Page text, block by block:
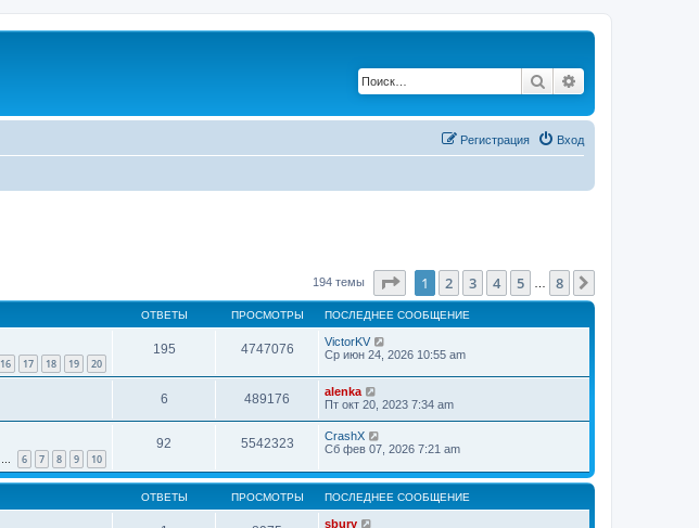
Поиск
Вход
Регистрация
194 темы Страница1 из
1 2 3 4 5 8
ОТВЕТЫ ПРОСМОТРЫ ПОСЛЕДНЕЕ СООБЩЕНИЕ
16 17 18 19 20
195 4747076
VictorKV
Ср июн 24, 2026 10:55 am
6 489176
alenka
Пт окт 20, 2023 7:34 am
… 6 7 8 9 10
92 5542323
CrashX
Сб фев 07, 2026 7:21 am
ОТВЕТЫ ПРОСМОТРЫ ПОСЛЕДНЕЕ СООБЩЕНИЕ
sbury